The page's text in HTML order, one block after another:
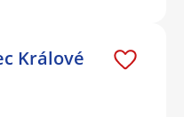
Králové